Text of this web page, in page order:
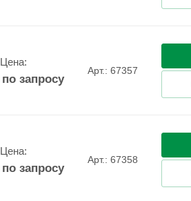
Цена:
по запросу
Арт.: 67357
Цена:
по запросу
Арт.: 67358